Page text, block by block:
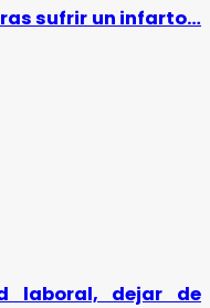
sufrir un infarto…
laboral, dejar de